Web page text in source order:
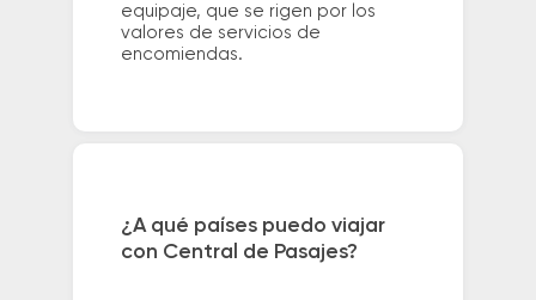
equipaje, que se rigen por los
valores de servicios de
encomiendas.
¿A qué países puedo viajar
con Central de Pasajes?